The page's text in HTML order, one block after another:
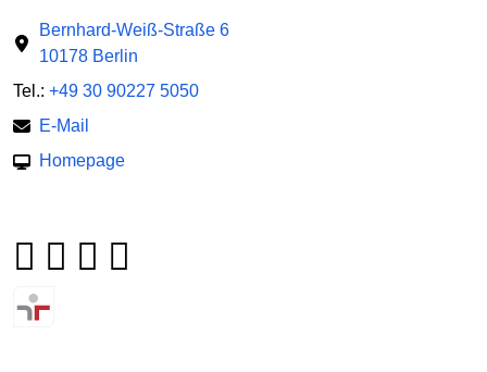
Bernhard-Weiß-Straße 6
10178 Berlin
Tel.: +49 30 90227 5050
E-Mail
Homepage